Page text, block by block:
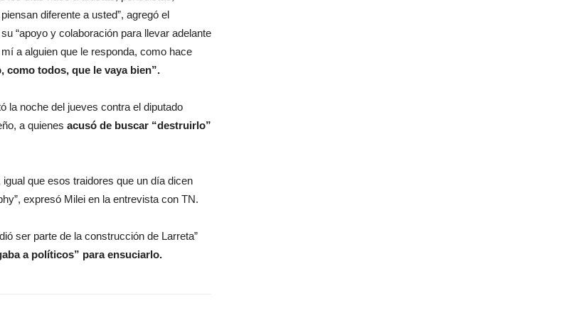
diferente a usted”, agregó el
“apoyo y colaboración para llevar adelante
a alguien que le responda, como hace
como todos, que le vaya bien”.
la noche del jueves contra el diputado
a quienes acusó de buscar “destruirlo”
igual que esos traidores que un día dicen
expresó Milei en la entrevista con TN.
ser parte de la construcción de Larreta”
a políticos” para ensuciarlo.